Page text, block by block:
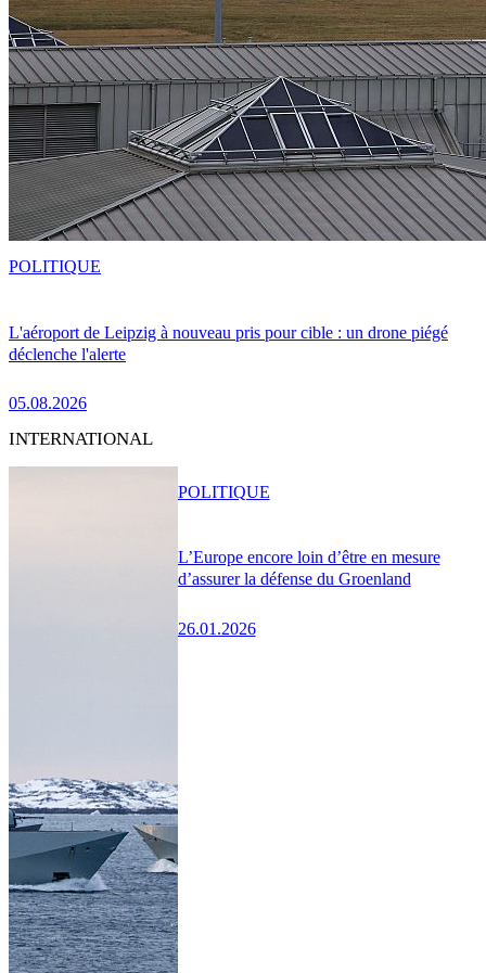
L'aéroport de Leipzig à nouveau pris pour cible : un drone piégé
déclenche l'alerte
05.08.2026
POLITIQUE
INTERNATIONAL
L’Europe encore loin d’être en mesure
d’assurer la défense du Groenland
26.01.2026
POLITIQUE